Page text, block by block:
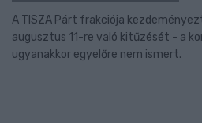
A TISZA Párt frakciója
augusztus 11-re való kitűzését - a
ugyanakkor egyelőre nem ismert.